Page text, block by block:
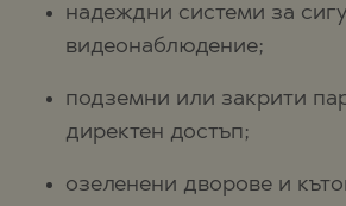
надеждни системи за
видеонаблюдение;
подземни или закрити
директен достъп;
озеленени дворове и